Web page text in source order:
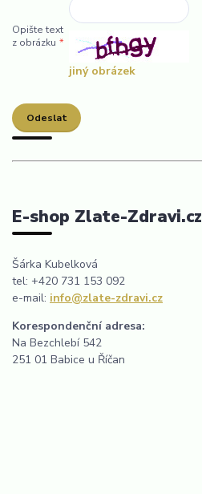
Opište text
z obrázku *
jiný obrázek
E-shop Zlate-Zdravi.cz
Šárka Kubelková
tel: +420 731 153 092
e-mail: info@zlate-zdravi.cz
Korespondenční adresa:
Na Bezchlebí 542
251 01 Babice u Říčan